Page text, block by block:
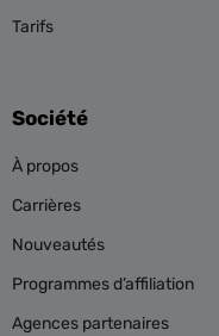
Tarifs
Société
À propos
Carrières
Nouveautés
Programmes d’affiliation
Agences partenaires